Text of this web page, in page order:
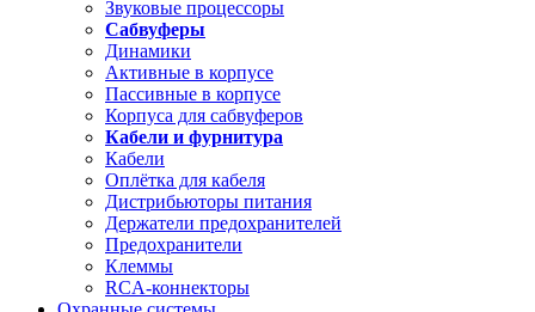
Звуковые процессоры
Сабвуферы
Динамики
Активные в корпусе
Пассивные в корпусе
Корпуса для сабвуферов
Кабели и фурнитура
Кабели
Оплётка для кабеля
Дистрибьюторы питания
Держатели предохранителей
Предохранители
Клеммы
RCA-коннекторы